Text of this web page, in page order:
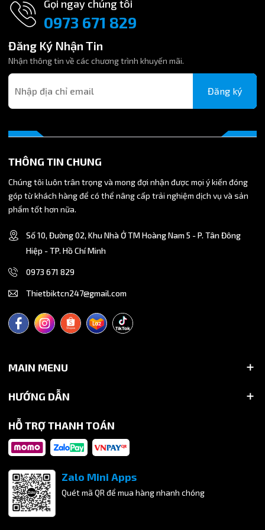
Gọi ngay chúng tôi
0973 671 829
Đăng Ký Nhận Tin
Nhận thông tin về các chương trình khuyến mãi.
Đăng ký
THÔNG TIN CHUNG
Chúng tôi luôn trân trọng và mong đợi nhận được mọi ý kiến đóng
góp từ khách hàng để có thể nâng cấp trải nghiệm dịch vụ và sản
phẩm tốt hơn nữa.
Số 10, Đường 02, Khu Nhà Ở TM Hoàng Nam 5 - P. Tân Đông
Hiệp - TP. Hồ Chí Minh
0973 671 829
Thietbiktcn247@gmail.com
MAIN MENU
HƯỚNG DẪN
HỖ TRỢ THANH TOÁN
Zalo Mini Apps
Quét mã QR để mua hàng nhanh chóng